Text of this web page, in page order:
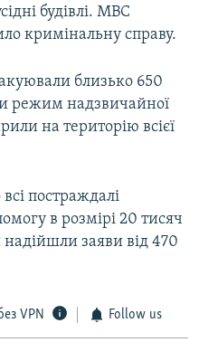
будівлі. МВС
кримінальну справу.
близько 650
режим надзвичайної
на територію всієї
постраждалі
в розмірі 20 тисяч
заяви від 470
VPN Follow us